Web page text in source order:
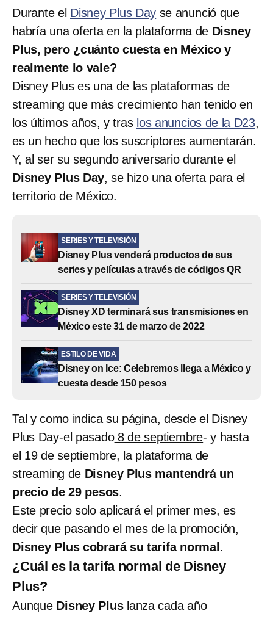
Durante el Disney Plus Day se anunció que
habría una oferta en la plataforma de Disney
Plus, pero ¿cuánto cuesta en México y
realmente lo vale?
Disney Plus es una de las plataformas de
streaming que más crecimiento han tenido en
los últimos años, y tras los anuncios de la D23,
es un hecho que los suscriptores aumentarán.
Y, al ser su segundo aniversario durante el
Disney Plus Day, se hizo una oferta para el
territorio de México.
SERIES Y TELEVISIÓN
Disney Plus venderá productos de sus
series y películas a través de códigos QR
SERIES Y TELEVISIÓN
Disney XD terminará sus transmisiones en
México este 31 de marzo de 2022
ESTILO DE VIDA
Disney on Ice: Celebremos llega a México y
cuesta desde 150 pesos
Tal y como indica su página, desde el Disney
Plus Day-el pasado8 de septiembre- y hasta
el 19 de septiembre, la plataforma de
streaming de Disney Plus mantendrá un
precio de 29 pesos.
Este precio solo aplicará el primer mes, es
decir que pasando el mes de la promoción,
Disney Plus cobrará su tarifa normal .
¿Cuál es la tarifa normal de Disney
Plus?
AunqueDisney Pluslanza cada año